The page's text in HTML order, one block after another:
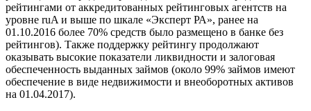
рейтингами от аккредитованных рейтинговых агентств на
уровне ruA и выше по шкале «Эксперт РА», ранее на
01.10.2016 более 70% средств было размещено в банке без
рейтингов). Также поддержку рейтингу продолжают
оказывать высокие показатели ликвидности и залоговая
обеспеченность выданных займов (около 99% займов имеют
обеспечение в виде недвижимости и внеоборотных активов
на 01.04.2017).